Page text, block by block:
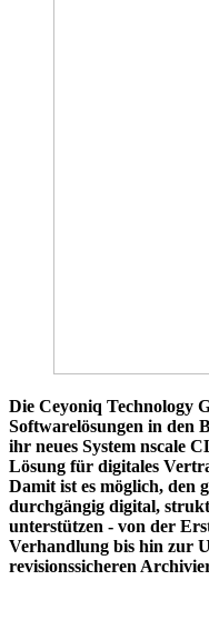
Die Ceyoniq Technology
Softwarelösungen in den
ihr neues System nscale
Lösung für digitales
Damit ist es möglich, den
durchgängig digital,
unterstützen - von der
Verhandlung bis hin zur
revisionssicheren